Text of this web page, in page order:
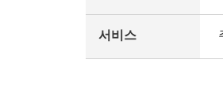
서비스